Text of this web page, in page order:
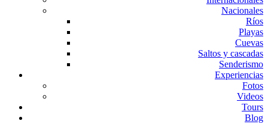
Nacionales
Ríos
Playas
Cuevas
Saltos y cascadas
Senderismo
Experiencias
Fotos
Videos
Tours
Blog